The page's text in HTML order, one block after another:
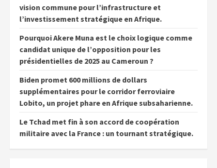
vision commune pour l’infrastructure et
l’investissement stratégique en Afrique.
Pourquoi Akere Muna est le choix logique comme
candidat unique de l’opposition pour les
présidentielles de 2025 au Cameroun ?
Biden promet 600 millions de dollars
supplémentaires pour le corridor ferroviaire
Lobito, un projet phare en Afrique subsaharienne.
Le Tchad met fin à son accord de coopération
militaire avec la France : un tournant stratégique.